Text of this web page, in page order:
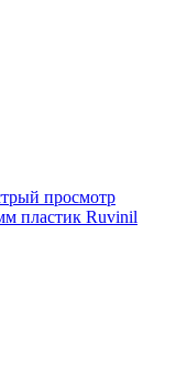
просмотр
пластик Ruvinil